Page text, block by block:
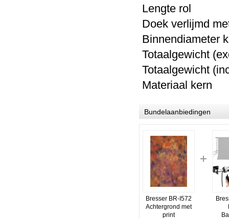
Doek
Totaalgewicht
Totaalgewicht
Bundelaanbiedingen
Bresser BR-I572
Achtergrond met
print